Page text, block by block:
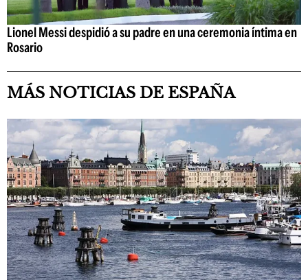
Lionel Messi despidió a su padre en una ceremonia íntima en
Rosario
MÁS NOTICIAS DE ESPAÑA